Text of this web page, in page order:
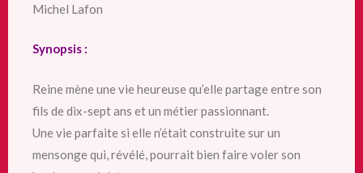
Michel Lafon
Synopsis :
Reine mène une vie heureuse qu’elle partage entre son
fils de dix-sept ans et un métier passionnant.
Une vie parfaite si elle n’était construite sur un
mensonge qui, révélé, pourrait bien faire voler son